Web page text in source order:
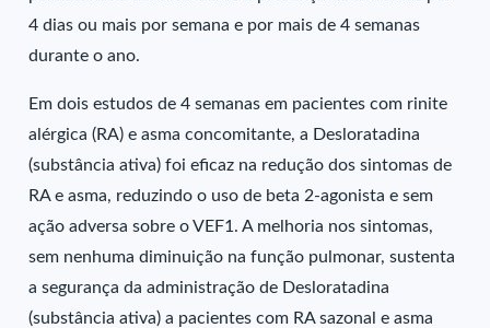
4 dias ou mais por semana e por mais de 4 semanas
durante o ano.
Em dois estudos de 4 semanas em pacientes com rinite
alérgica (RA) e asma concomitante, a Desloratadina
(substância ativa) foi eficaz na redução dos sintomas de
RA e asma, reduzindo o uso de beta 2-agonista e sem
ação adversa sobre o VEF1. A melhoria nos sintomas,
sem nenhuma diminuição na função pulmonar, sustenta
a segurança da administração de Desloratadina
(substância ativa) a pacientes com RA sazonal e asma